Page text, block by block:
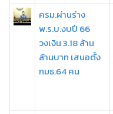
ครม.ผ่านร่าง
พ.ร.บ.งบปี 66
วงเงิน 3.18 ล้าน
ล้านบาท เสนอตั้ง
กมธ.64 คน